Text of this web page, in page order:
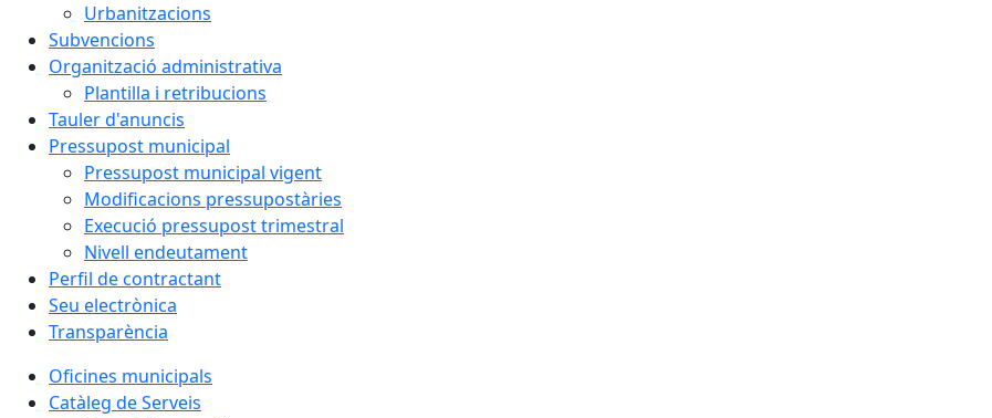
Urbanitzacions
Subvencions
Organització administrativa
Plantilla i retribucions
Tauler d'anuncis
Pressupost municipal
Pressupost municipal vigent
Modificacions pressupostàries
Execució pressupost trimestral
Nivell endeutament
Perfil de contractant
Seu electrònica
Transparència
Oficines municipals
Catàleg de Serveis